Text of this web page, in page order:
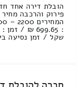
הובלת דירה אחד
שקל / זמן נסיעה בין ערים